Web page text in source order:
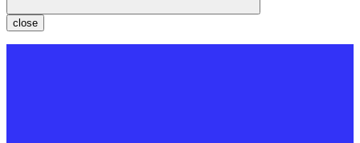
close